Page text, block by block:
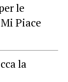
le
Piace
la